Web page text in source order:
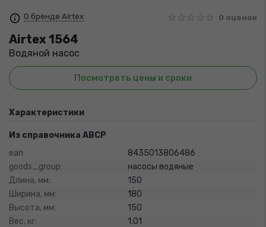
О бренде Airtex 0 оценок
Airtex1564
Водяной насос
Посмотреть цены и сроки
Характеристики
Из справочника ABCP
ean:
8435013806486
goods_group:
насосы водяные
Длина, мм:
150
Ширина, мм:
180
Высота, мм:
150
Вес, кг:
1.01